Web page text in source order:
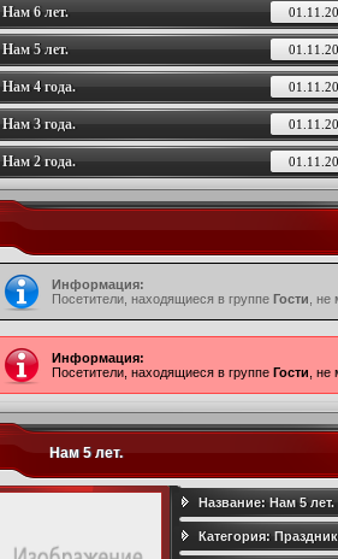
Нам 6 лет.
Нам 5 лет.
Нам 4 года.
Нам 3 года.
Нам 2 года.
Информация:
Посетители, находящиеся в группе Гости ,
Информация:
Посетители, находящиеся в группе Гости ,
Нам 5 лет.
Название: Нам 5 лет.
Категория: